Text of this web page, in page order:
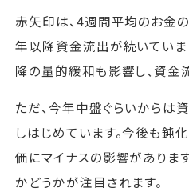
赤矢印は、4週間平均のお金
年以降資金流出が続いていま
降の量的緩和も影響し、資金
ただ、今年中盤ぐらいからは
しはじめています。今後も鈍
価にマイナスの影響がありま
かどうかが注目されます。